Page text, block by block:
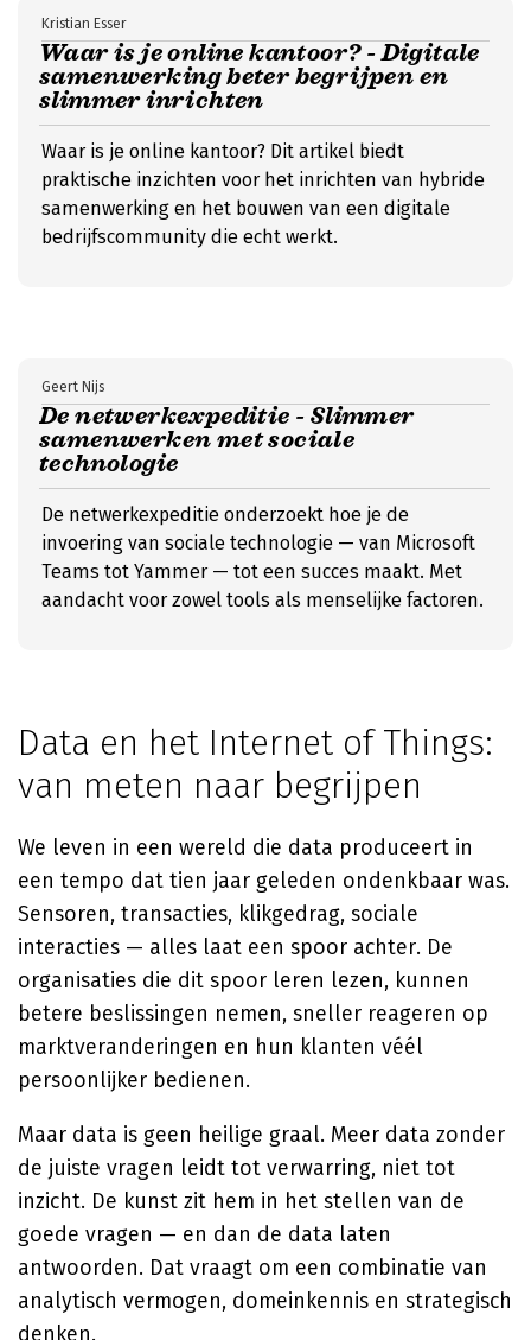
Waar is je online kantoor? - Digitale
samenwerking beter begrijpen en
slimmer inrichten
Kristian Esser
Waar is je online kantoor? Dit artikel biedt
praktische inzichten voor het inrichten van hybride
samenwerking en het bouwen van een digitale
bedrijfscommunity die echt werkt.
De netwerkexpeditie - Slimmer
samenwerken met sociale
technologie
Geert Nijs
De netwerkexpeditie onderzoekt hoe je de
invoering van sociale technologie — van Microsoft
Teams tot Yammer — tot een succes maakt. Met
aandacht voor zowel tools als menselijke factoren.
Data en het Internet of Things:
van meten naar begrijpen
We leven in een wereld die data produceert in
een tempo dat tien jaar geleden ondenkbaar was.
Sensoren, transacties, klikgedrag, sociale
interacties — alles laat een spoor achter. De
organisaties die dit spoor leren lezen, kunnen
betere beslissingen nemen, sneller reageren op
marktveranderingen en hun klanten véél
persoonlijker bedienen.
Maar data is geen heilige graal. Meer data zonder
de juiste vragen leidt tot verwarring, niet tot
inzicht. De kunst zit hem in het stellen van de
goede vragen — en dan de data laten
antwoorden. Dat vraagt om een combinatie van
analytisch vermogen, domeinkennis en strategisch
denken.